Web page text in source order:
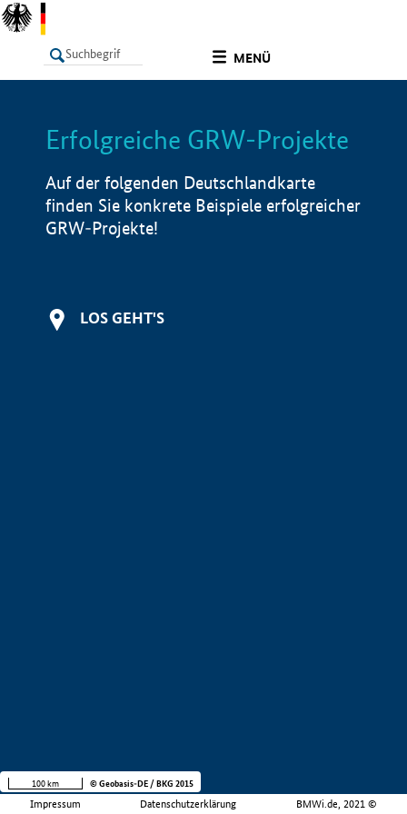
MENÜ
LISTE Info
Erfolgreiche GRW-Projekte
Auf der folgenden Deutschlandkarte
finden Sie konkrete Beispiele erfolgreicher
GRW-Projekte!
LOS GEHT'S
Impressum Datenschutzerklärung BMWi.de, 2021 ©
100 km © Geobasis-DE / BKG 2015